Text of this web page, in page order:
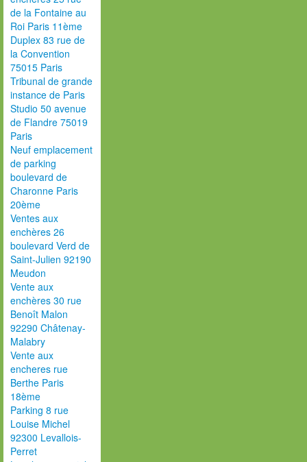
de la Fontaine au
Roi Paris 11ème
Duplex 83 rue de
la Convention
75015 Paris
Tribunal de grande
instance de Paris
Studio 50 avenue
de Flandre 75019
Paris
Neuf emplacement
de parking
boulevard de
Charonne Paris
20ème
Ventes aux
enchères 26
boulevard Verd de
Saint-Julien 92190
Meudon
Vente aux
enchères 30 rue
Benoît Malon
92290 Châtenay-
Malabry
Vente aux
encheres rue
Berthe Paris
18ème
Parking 8 rue
Louise Michel
92300 Levallois-
Perret